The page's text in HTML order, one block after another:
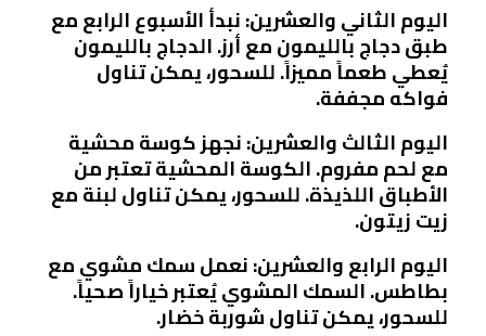
اليوم الثاني والعشرين: نبدأ الأسبوع الرابع مع
طبق دجاج بالليمون مع أرز. الدجاج بالليمون
يُعطي طعماً مميزاً. للسحور، يمكن تناول
فواكه مجففة.
اليوم الثالث والعشرين: نجهز كوسة محشية
مع لحم مفروم. الكوسة المحشية تعتبر من
الأطباق اللذيذة. للسحور، يمكن تناول لبنة مع
زيت زيتون.
اليوم الرابع والعشرين: نعمل سمك مشوي مع
بطاطس. السمك المشوي يُعتبر خياراً صحياً.
للسحور، يمكن تناول شوربة خضار.